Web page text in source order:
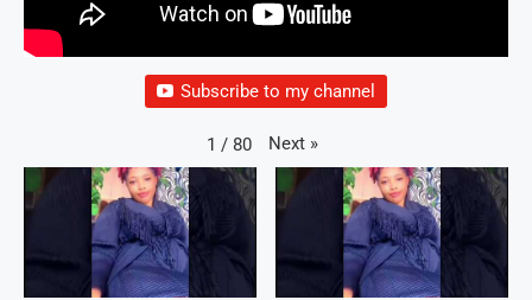
Subscribe to my channel
1 / 80 Next »